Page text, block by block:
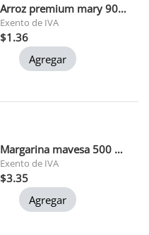
Arroz premium mary 900 gr 1x24
Exento de IVA
$1.36
Agregar
Margarina mavesa 500 grs (t086)
Exento de IVA
$3.35
Agregar